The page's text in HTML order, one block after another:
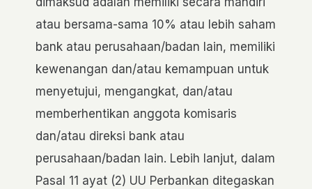
atau bersama-sama 10% atau lebih saham
bank atau perusahaan/badan lain, memiliki
kewenangan dan/atau kemampuan untuk
menyetujui, mengangkat, dan/atau
memberhentikan anggota komisaris
dan/atau direksi bank atau
perusahaan/badan lain. Lebih lanjut, dalam
Pasal 11 ayat (2) UU Perbankan ditegaskan